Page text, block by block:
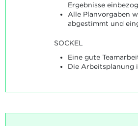
Ergebnisse
Alle Planvorgaben
abgestimmt und
SOCKEL
Eine gute
Die Arbeitsplanung